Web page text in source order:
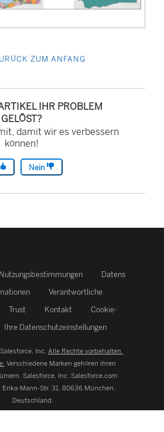
ZUM ANFANG
IHR PROBLEM
GELÖST?
damit wir es verbessern
können!
Nein
Nutzungsbestimmungen
Datens
Verantwortliche
Trust Kontakt
Cookie-
Ihre Datenschutzeinstellungen
Inc. Alle Rechte vorbehalten.
Verschiedene Marken gehören ihren
Salesforce, Inc. Salesforce.com
Erika-Mann-Str. 31, 80636 München,
Deutschland.